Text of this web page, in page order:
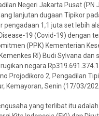
Negeri Jakarta Pusat (PN
lanjutan dugaan Tipikor
pengadaan 1,1 juta set lebih
19 (Covid-19) dengan
(PPK) Kementerian
RI) Budi Sylvana dan
negara
Projodikoro 2, Pengadilan
Kemayoran, Senin (17/03/
yang terlibat itu